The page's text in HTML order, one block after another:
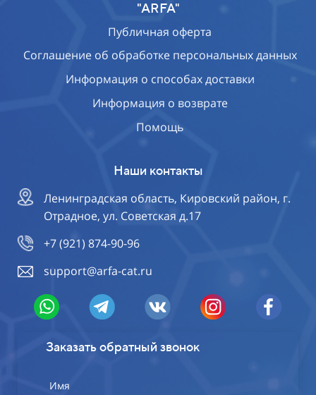
"ARFA"
Публичная оферта
Соглашение об обработке персональных данных
Информация о способах доставки
Информация о возврате
Помощь
Наши контакты
Ленинградская область, Кировский район, г.
Отрадное, ул. Советская д.17
+7 (921) 874-90-96
support@arfa-cat.ru
Заказать обратный звонок
Имя